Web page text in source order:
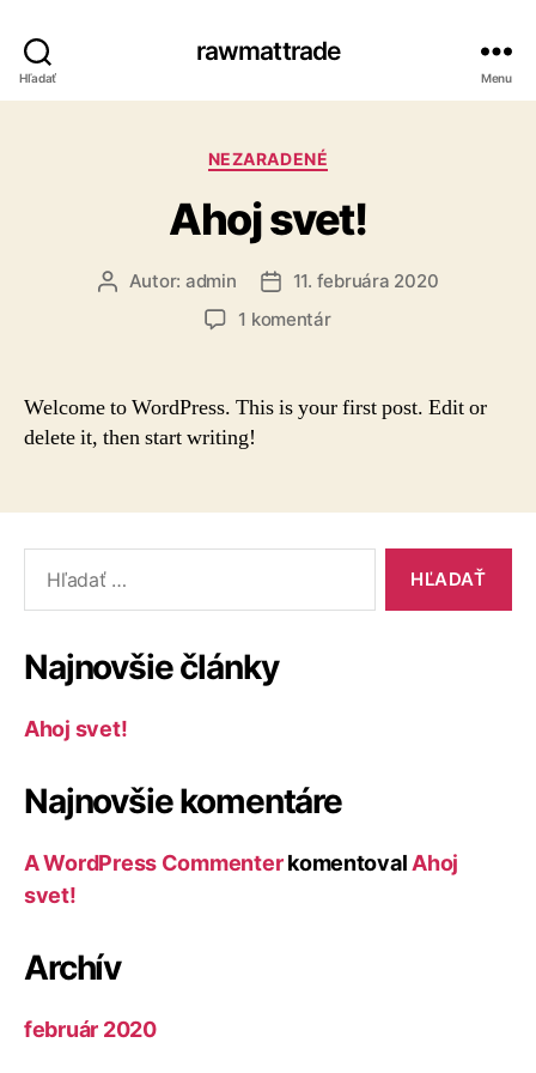
Hľadať
rawmattrade
Menu
Kategórie
NEZARADENÉ
Ahoj svet!
AutorAutor: admin
Dátum
článku
11. februára 2020
1 komentárna
Welcome to WordPress. This is your first post. Edit or
delete it, then start writing!
Najnovšie články
Ahoj svet!
Najnovšie komentáre
A WordPress Commenterkomentoval Ahoj
svet!
Archív
február 2020